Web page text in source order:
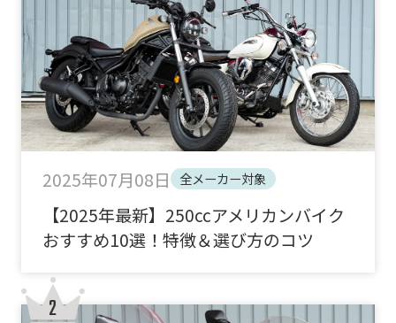
2025年07月08日 全メーカー対象
【2025年最新】250ccアメリカンバイク
おすすめ10選！特徴＆選び方のコツ